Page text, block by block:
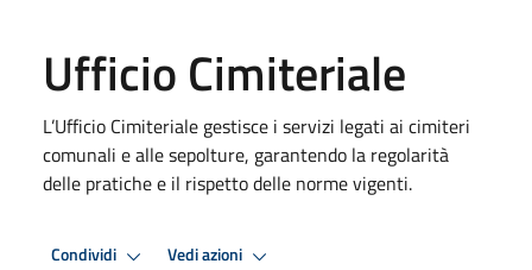
Ufficio Cimiteriale
L’Ufficio Cimiteriale gestisce i servizi legati ai cimiteri
comunali e alle sepolture, garantendo la regolarità
delle pratiche e il rispetto delle norme vigenti.
Condividi Vedi azioni